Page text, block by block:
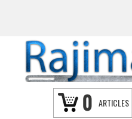
0 ARTICLES